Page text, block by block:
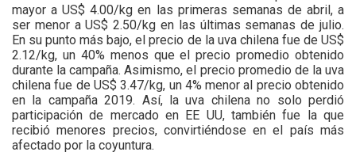
mayor a US$ 4.00/kg en las primeras semanas de abril, a
ser menor a US$ 2.50/kg en las últimas semanas de julio.
En su punto más bajo, el precio de la uva chilena fue de US$
2.12/kg, un 40% menos que el precio promedio obtenido
durante la campaña. Asimismo, el precio promedio de la uva
chilena fue de US$ 3.47/kg, un 4% menor al precio obtenido
en la campaña 2019. Así, la uva chilena no solo perdió
participación de mercado en EE UU, también fue la que
recibió menores precios, convirtiéndose en el país más
afectado por la coyuntura.